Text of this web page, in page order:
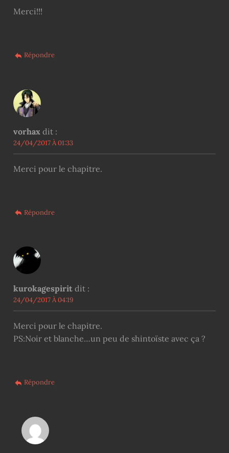
Merci!!!
Répondre
vorhax dit :
24/04/2017 À 01:33
Merci pour le chapitre.
Répondre
kurokagespirit dit :
24/04/2017 À 04:19
Merci pour le chapitre.
PS:Noir et blanche…un peu de shintoïste avec ça ?
Répondre